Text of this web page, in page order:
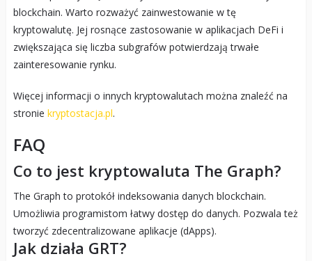
blockchain. Warto rozważyć zainwestowanie w tę
kryptowalutę. Jej rosnące zastosowanie w aplikacjach DeFi i
zwiększająca się liczba subgrafów potwierdzają trwałe
zainteresowanie rynku.
Więcej informacji o innych kryptowalutach można znaleźć na
stronie kryptostacja.pl.
FAQ
Co to jest kryptowaluta The Graph?
The Graph to protokół indeksowania danych blockchain.
Umożliwia programistom łatwy dostęp do danych. Pozwala też
tworzyć zdecentralizowane aplikacje (dApps).
Jak działa GRT?